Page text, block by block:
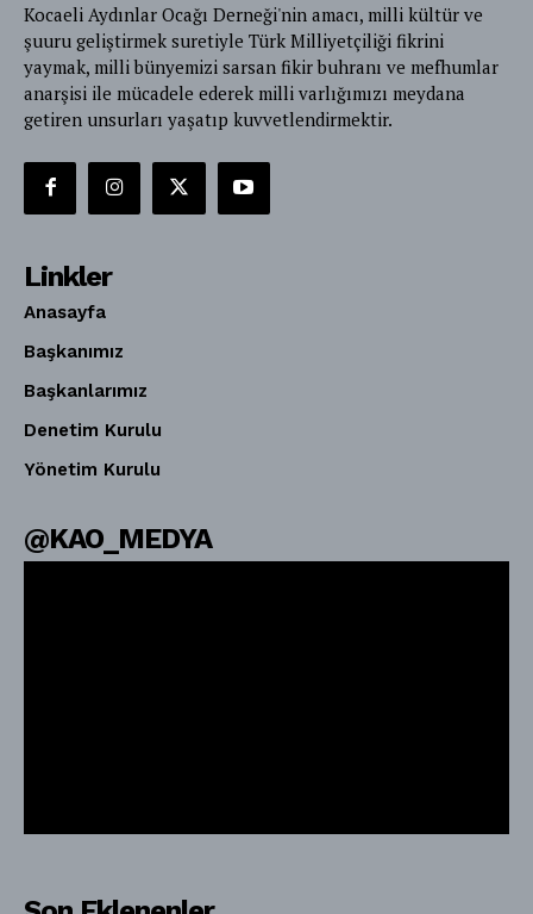
Kocaeli Aydınlar Ocağı Derneği'nin amacı, milli kültür ve
şuuru geliştirmek suretiyle Türk Milliyetçiliği fikrini
yaymak, milli bünyemizi sarsan fikir buhranı ve mefhumlar
anarşisi ile mücadele ederek milli varlığımızı meydana
getiren unsurları yaşatıp kuvvetlendirmektir.
Linkler
Anasayfa
Başkanımız
Başkanlarımız
Denetim Kurulu
Yönetim Kurulu
@KAO_MEDYA